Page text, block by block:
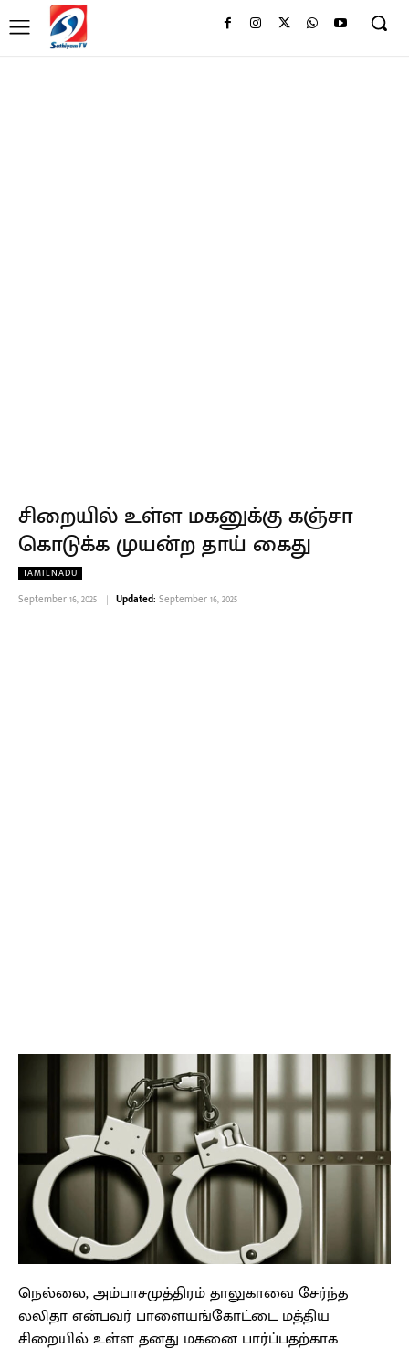
சிறையில் உள்ள மகனுக்கு கஞ்சா
கொடுக்க முயன்ற தாய் கைது
TAMILNADU
September 16, 2025 Updated: September 16, 2025
நெல்லை, அம்பாசமுத்திரம் தாலுகாவை சேர்ந்த
லலிதா என்பவர் பாளையங்கோட்டை மத்திய
சிறையில் உள்ள தனது மகனை பார்ப்பதற்காக